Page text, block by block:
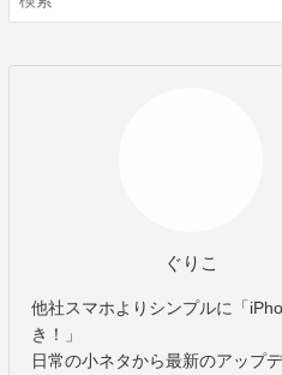
ぐりこ
他社スマホよりシンプルに「
き！」
日常の小ネタから最新のアップ